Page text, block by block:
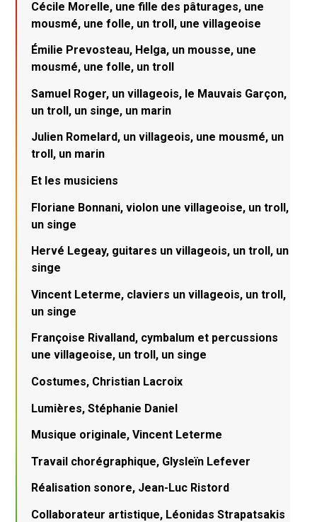
Cécile Morelle, une fille des pâturages, une
mousmé, une folle, un troll, une villageoise
Émilie Prevosteau, Helga, un mousse, une
mousmé, une folle, un troll
Samuel Roger, un villageois, le Mauvais Garçon,
un troll, un singe, un marin
Julien Romelard, un villageois, une mousmé, un
troll, un marin
Et les musiciens
Floriane Bonnani, violon une villageoise, un troll,
un singe
Hervé Legeay, guitares un villageois, un troll, un
singe
Vincent Leterme, claviers un villageois, un troll,
un singe
Françoise Rivalland, cymbalum et percussions
une villageoise, un troll, un singe
Costumes, Christian Lacroix
Lumières, Stéphanie Daniel
Musique originale, Vincent Leterme
Travail chorégraphique, Glysleïn Lefever
Réalisation sonore, Jean-Luc Ristord
Collaborateur artistique, Léonidas Strapatsakis